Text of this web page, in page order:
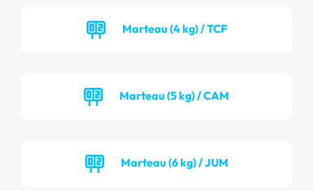
Marteau (4 kg) / TCF
Marteau (5 kg) / CAM
Marteau (6 kg) / JUM